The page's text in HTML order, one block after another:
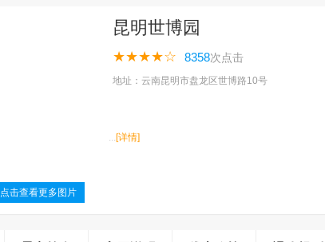
点击查看更多图片
昆明世博园
★★★★☆ 8358次点击
地址：云南昆明市盘龙区世博路10号
...[详情]